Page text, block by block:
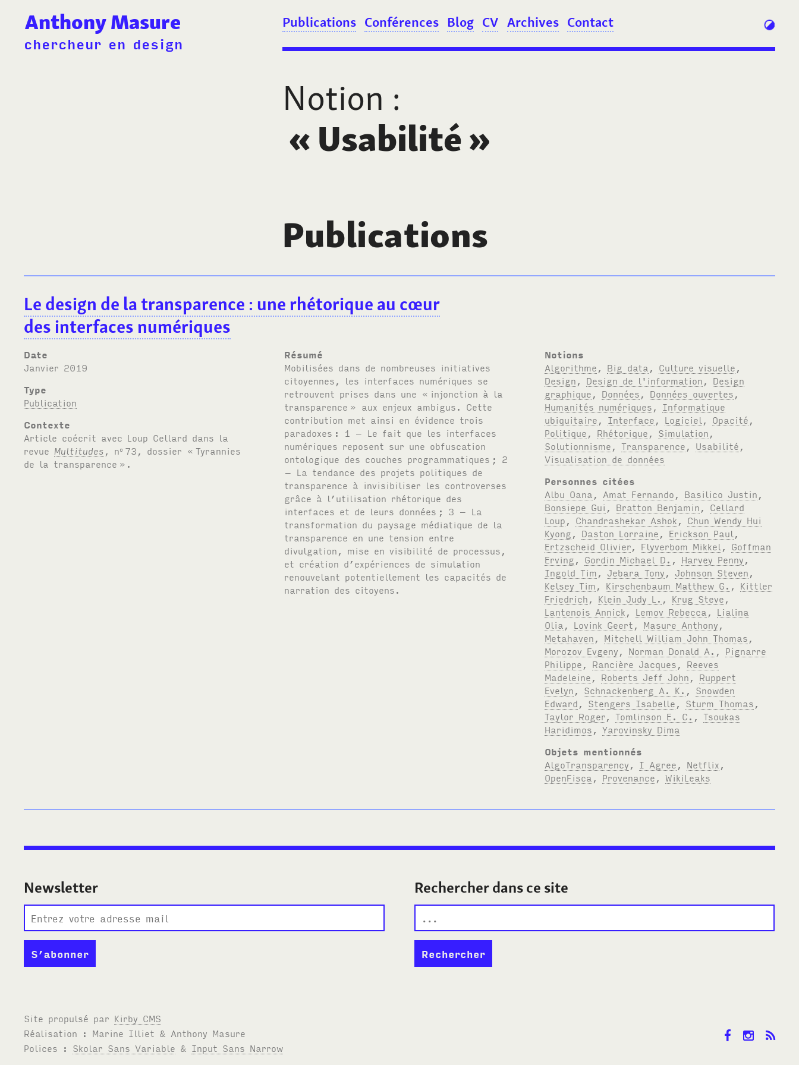
Anthony Masure
chercheur en design
Publications Conférences Blog CV Archives Contact
Notion :
« Usabilité»
Publications
Le design de la transparence : une rhétorique au cœur
des interfaces numériques
Date
janvier 2019
Type
Publication
Contexte
Article coécrit avec Loup Cellard dans la
revue Multitudes , no 73, dossier « Tyrannies
de la transparence ».
Résumé
Mobilisées dans de nombreuses initiatives
citoyennes, les interfaces numériques se
retrouvent prises dans une « injonction à la
transparence » aux enjeux ambigus. Cette
contribution met ainsi en évidence trois
paradoxes : 1 – Le fait que les interfaces
numériques reposent sur une obfuscation
ontologique des couches programmatiques ; 2
– La tendance des projets politiques de
transparence à invisibiliser les controverses
grâce à l’utilisation rhétorique des
interfaces et de leurs données ; 3 – La
transformation du paysage médiatique de la
transparence en une tension entre
divulgation, mise en visibilité de processus,
et création d’expériences de simulation
renouvelant potentiellement les capacités de
narration des citoyens.
Notions
Algorithme
Big data Culture visuelle
Design
Design de l'information
Design
graphique
Données Données ouvertes
Humanités numériques
Informatique
ubiquitaire
Interface Logiciel Opacité
Politique
Rhétorique Simulation
Solutionnisme ,Transparence Usabilité
Visualisation de données
Personnes citées
Albu Oana
Amat Fernando Basilico Justin
Bonsiepe Gui
Bratton Benjamin
Cellard
Loup
Chandrashekar Ashok
Chun Wendy Hui
Kyong
Daston Lorraine Erickson Paul
Ertzscheid Olivier
Flyverbom Mikkel
Goffman
Erving
Gordin Michael D. Harvey Penny
Ingold Tim
Jebara Tony Johnson Steven
Kelsey Tim
Kirschenbaum Matthew G.
Kittler
Friedrich
Klein Judy L. Krug Steve
Lantenois Annick
Lemov Rebecca
Lialina
Olia
Lovink Geert Masure Anthony
Metahaven
Mitchell William John Thomas
Morozov Evgeny
Norman Donald A.
Pignarre
Philippe
Rancière Jacques
Reeves
Madeleine
Roberts Jeff John
Ruppert
Evelyn
Schnackenberg A. K.
Snowden
Edward
Stengers Isabelle Sturm Thomas
Taylor Roger ,Tomlinson E. C. ,Tsoukas
Haridimos ,Yarovinsky Dima
Objets mentionnés
AlgoTransparency
I Agree Netflix
OpenFisca
Provenance ,WikiLeaks
Newsletter Rechercher dans ce site
Site propulsé par Kirby CMS
Réalisation : Marine Illiet & Anthony Masure
Polices : Skolar Sans Variable & Input Sans Narrow